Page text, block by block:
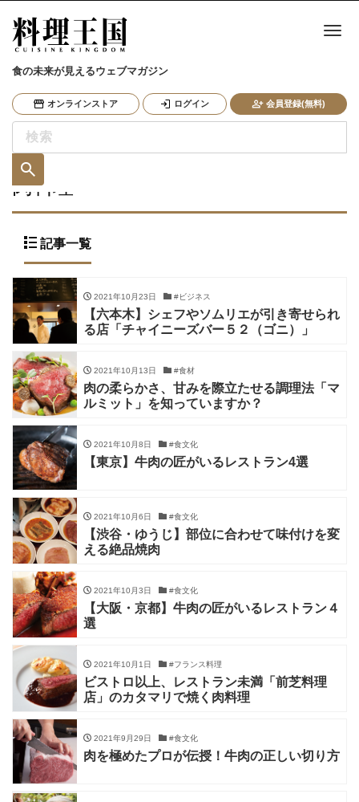
食の未来が見えるウェブマガジン
オンラインストア ログイン 会員登録(無料)
ナ
肉料理
記事一覧
2021年10月23日 #ビジネス
【六本木】シェフやソムリエが引き寄せられ
る店「チャイニーズバー５２（ゴニ）」
2021年10月13日 #食材
肉の柔らかさ、甘みを際立たせる調理法「マ
ルミット」を知っていますか？
2021年10月8日 #食文化
【東京】牛肉の匠がいるレストラン4選
2021年10月6日 #食文化
【渋谷・ゆうじ】部位に合わせて味付けを変
える絶品焼肉
2021年10月3日 #食文化
【大阪・京都】牛肉の匠がいるレストラン４
選
2021年10月1日 #フランス料理
ビストロ以上、レストラン未満「前芝料理
店」のカタマリで焼く肉料理
2021年9月29日 #食文化
肉を極めたプロが伝授！牛肉の正しい切り方